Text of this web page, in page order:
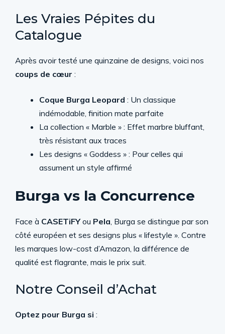
Les Vraies Pépites du
Catalogue
Après avoir testé une quinzaine de designs, voici nos
coups de cœur :
Coque Burga Leopard : Un classique
indémodable, finition mate parfaite
La collection « Marble » : Effet marbre bluffant,
très résistant aux traces
Les designs « Goddess » : Pour celles qui
assument un style affirmé
Burga vs la Concurrence
Face à CASETiFYou Pela , Burga se distingue par son
côté européen et ses designs plus « lifestyle ». Contre
les marques low-cost d’Amazon, la différence de
qualité est flagrante, mais le prix suit.
Notre Conseil d’Achat
Optez pour Burga si :